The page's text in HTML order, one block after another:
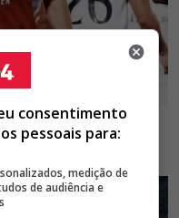
consentimento
pessoais para:
medição de
de audiência e